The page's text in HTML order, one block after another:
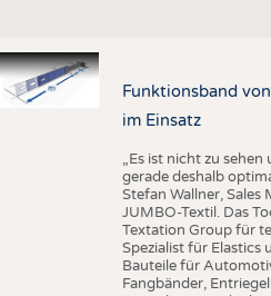
Funktionsband
im Einsatz
„Es ist nicht zu
gerade deshalb
Stefan Wallner,
JUMBO-Textil. Das
Textation Group für
Spezialist für Elastics
Bauteile für
Fangbänder,